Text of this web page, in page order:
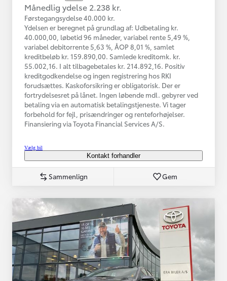
Månedlig ydelse 2.238 kr.
Førstegangsydelse 40.000 kr.
Ydelsen er beregnet på grundlag af: Udbetaling kr.
40.000,00, løbetid 96 måneder, variabel rente 5,49 %,
variabel debitorrente 5,63 %, ÅOP 8,01 %, samlet
kreditbeløb kr. 159.890,00. Samlede kreditomk. kr.
55.002,16. I alt tilbagebetales kr. 214.892,16. Positiv
kreditgodkendelse og ingen registrering hos RKI
forudsættes. Kaskoforsikring er obligatorisk. Der er
fortrydelsesret på lånet. Ingen løbende mdl. gebyrer ved
betaling via en automatisk betalingstjeneste. Vi tager
forbehold for fejl, prisændringer og renteforhøjelser.
Finansiering via Toyota Financial Services A/S.
Vælg bil
Kontakt forhandler
Sammenlign Gem